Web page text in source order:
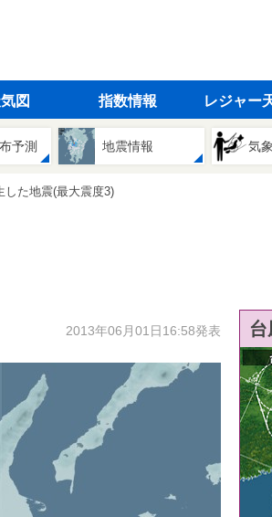
図 指数情報 レジャー
予測 地震情報 気
した地震(最大震度3)
2013年06月01日16:58発表